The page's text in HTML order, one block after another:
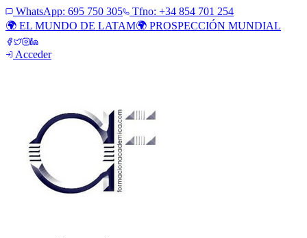
WhatsApp: 695 750 305
Tfno: +34 854 701 254
🌍 EL MUNDO DE LATAM🌍 PROSPECCIÓN MUNDIAL
Acceder